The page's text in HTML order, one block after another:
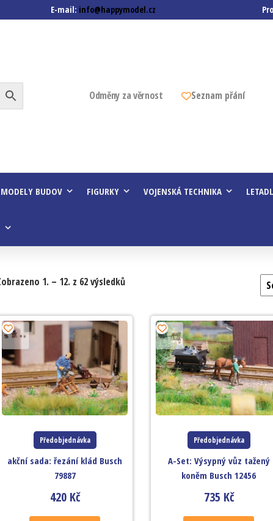
E-mail: info@happymodel.cz
Odměny za věrnost Seznam přání
MODELY BUDOV FIGURKY VOJENSKÁ TECHNIKA
1. – 12. z 62 výsledků
Předobjednávka
akční sada: řezání klád Busch
79887
420 Kč
Předobjednávka
A-Set: Výsypný vůz tažený
koněm Busch 12456
735 Kč